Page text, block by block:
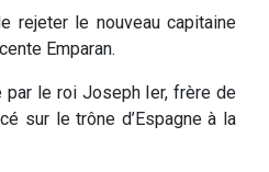
rejeter le nouveau capitaine
Emparan.
par le roi Joseph Ier, frère de
sur le trône d’Espagne à la